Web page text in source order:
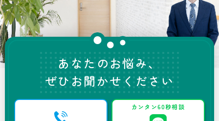
あなたのお悩み、
ぜひお聞かせください
カンタン60秒相談